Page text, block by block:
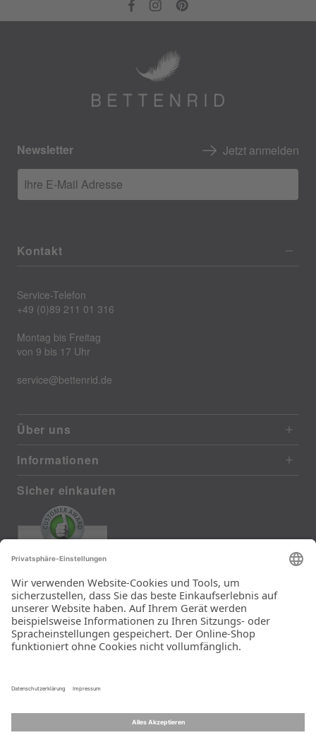
Newsletter Jetzt anmelden
Ihre E-Mail Adresse
Kontakt
Service-Telefon
+49 (0)89 211 01 316
Montag bis Freitag
von 9 bis 17 Uhr
service@bettenrid.de
Über uns
Informationen
Sicher einkaufen
385 reviews from real customers
(last 12 months)
Total: 11283
Die Auswahl und die
Einfachheit der
Bestellung.